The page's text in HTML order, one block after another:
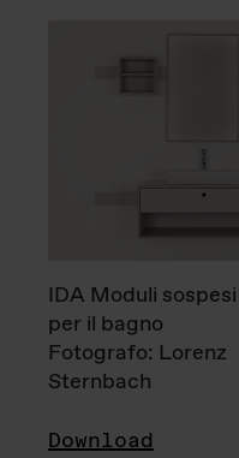
IDA Moduli sospesi
per il bagno
Fotografo: Lorenz
Sternbach
Download